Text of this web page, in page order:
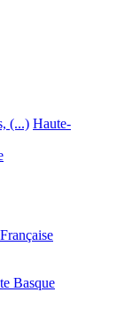
(...) Haute-
Basque